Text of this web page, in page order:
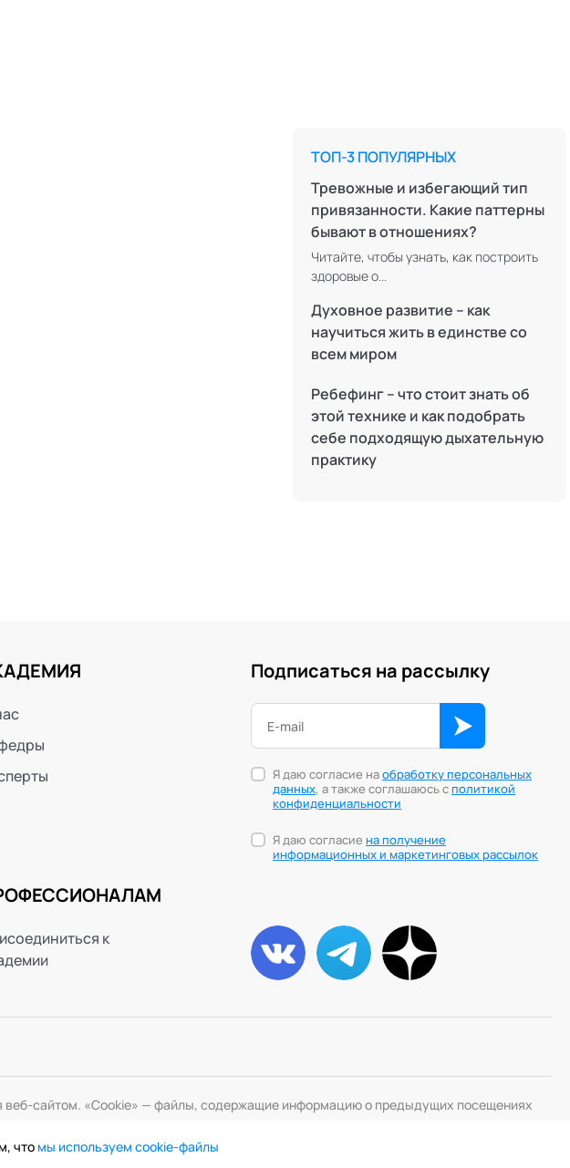
Сексология
Современный гипноз
Современный этикет
Сторителлинг
Технологии командного менеджмента
Трансперсональная психология
Тьюторство
Фасилитация и модерация
Цифровой профайлинг
ТОП-3 ПОПУЛЯРНЫХ
Тревожные и избегающий тип
привязанности. Какие паттерны
бывают в отношениях?
Читайте, чтобы узнать, как построить
здоровые о...
Духовное развитие – как
научиться жить в единстве со
всем миром
Ребефинг – что стоит знать об
этой технике и как подобрать
себе подходящую дыхательную
практику
к
Подписаться на рассылку
Я даю согласие наобработку персональных
данных, а также соглашаюсь сполитикой
конфиденциальности
Я даю согласие на получение
информационных и маркетинговых рассылок
сайтом. «Cookie» — файлы, содержащие информацию о предыдущих посещениях
что мы используем cookie-файлы